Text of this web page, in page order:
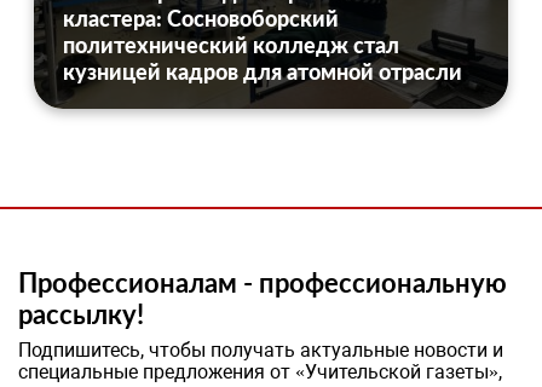
кластера: Сосновоборский
политехнический колледж стал
кузницей кадров для атомной отрасли
Профессионалам - профессиональную
рассылку!
Подпишитесь, чтобы получать актуальные новости и
специальные предложения от «Учительской газеты»,